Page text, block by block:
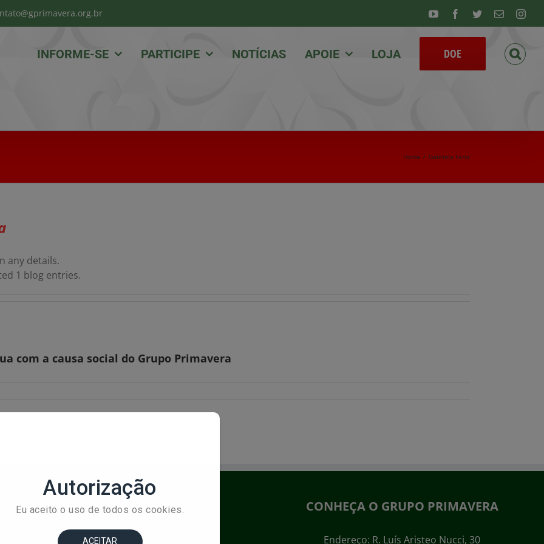
YoutubeFacebook
TwitterEmail
INFORME-SE PARTICIPE NOTÍCIAS APOIE LOJA DOE
Home / Gabriela Faria
any details.
1 blog entries.
com a causa social do Grupo Primavera
CONHEÇA O GRUPO PRIMAVERA
Endereço: R. Luís Aristeo Nucci, 30